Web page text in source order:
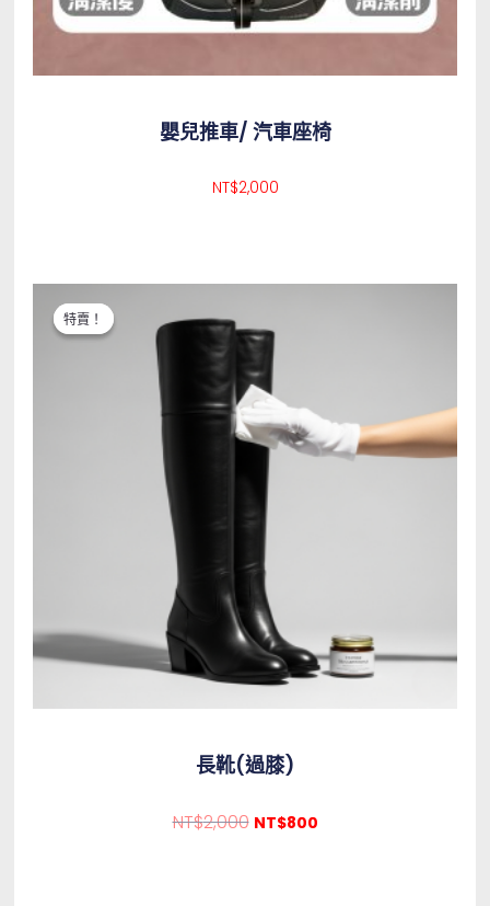
嬰兒推車/ 汽車座椅
NT$2,000
特賣！
特賣！
長靴(過膝)
NT$2,000 NT$800